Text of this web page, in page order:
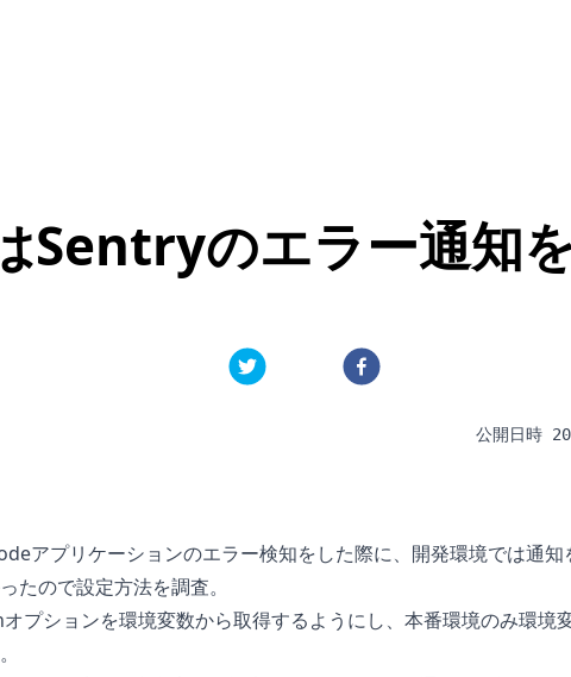
Sentryのエラー通知
公開日時
アプリケーションのエラー検知をした際に、開発環境では通知
たので設定方法を調査。
プションを環境変数から取得するようにし、本番環境のみ環境